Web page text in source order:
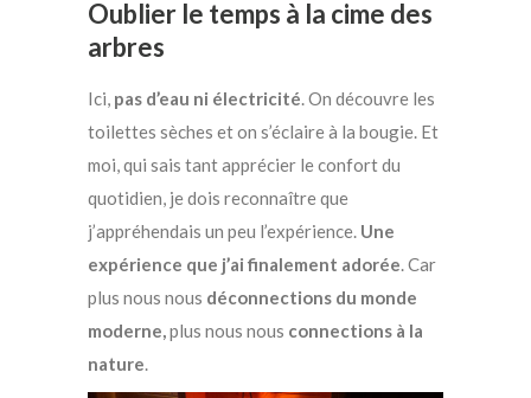
Oublier le temps à la cime des
arbres
Ici, pas d’eau ni électricité. On découvre les
toilettes sèches et on s’éclaire à la bougie. Et
moi, qui sais tant apprécier le confort du
quotidien, je dois reconnaître que
j’appréhendais un peu l’expérience. Une
expérience que j’ai finalement adorée. Car
plus nous nous déconnections du monde
moderne,plus nous nous connections à la
nature.